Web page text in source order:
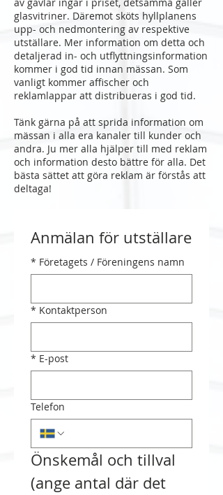
glasvitriner. Däremot sköts hyllplanens
upp- och nedmontering av respektive
utställare. Mer information om detta och
detaljerad in- och utflyttningsinformation
kommer i god tid innan mässan. Som
vanligt kommer affischer och
reklamlappar att distribueras i god tid.
Tänk gärna på att sprida information om
mässan i alla era kanaler till kunder och
andra. Ju mer alla hjälper till med reklam
och information desto bättre för alla. Det
bästa sättet att göra reklam är förstås att
deltaga!
Anmälan för utställare
* Företagets / Föreningens namn
* Kontaktperson
* E-post
Telefon
Önskemål och tillval
(ange antal där det